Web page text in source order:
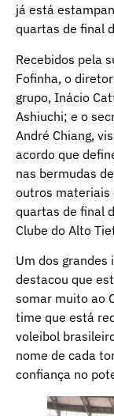
já está
quartas de final
Recebidos pela
Fofinha, o
grupo, Inácio
Ashiuchi; e o
André Chiang,
acordo que
nas bermudas
outros materiais
quartas de final
Clube do Alto
Um dos
destacou que
somar muito ao
time que está
voleibol
nome de cada
confiança no